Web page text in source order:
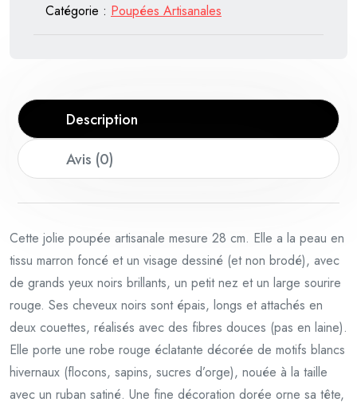
teint
Catégorie : Poupées Artisanales
Description
Avis (0)
Cette jolie poupée artisanale mesure 28 cm. Elle a la peau en
tissu marron foncé et un visage dessiné (et non brodé), avec
de grands yeux noirs brillants, un petit nez et un large sourire
rouge. Ses cheveux noirs sont épais, longs et attachés en
deux couettes, réalisés avec des fibres douces (pas en laine).
Elle porte une robe rouge éclatante décorée de motifs blancs
hivernaux (flocons, sapins, sucres d’orge), nouée à la taille
avec un ruban satiné. Une fine décoration dorée orne sa tête,